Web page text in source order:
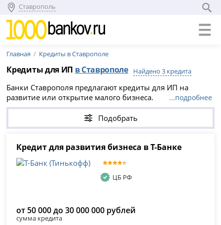
Ставрополь
Главная Кредиты в Ставрополе
Кредиты для ИП в Ставрополе Найдено 3 кредита
Банки Ставрополя предлагают кредиты для ИП на
развитие или открытие малого бизнеса.
Предварительное решение занимает от 3 минут. Чтобы
повысить вероятность одобрения в Ставрополе,
посмотрите варианты в начале таблицы. Например,Т-
бизнеса в Т-Банке. Этот кредит для индивидуальных
предпринимателей позволяет получить
000 000 рублейна период от 3 до 12 месяцев
...подробнее
Подобрать
Кредит для развития бизнеса в Т-Банке
ЦБ РФ
от 50 000 до 30 000 000 рублей
сумма кредита